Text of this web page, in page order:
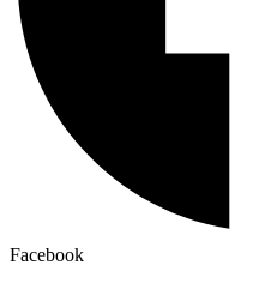
Facebook